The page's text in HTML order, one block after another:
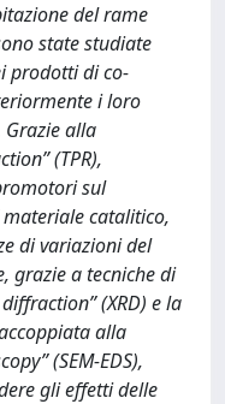
del rame
state studiate
prodotti di co-
i loro
alla
(TPR),
sul
catalitico,
di variazioni del
grazie a tecniche di
(XRD) e la
alla
(SEM-EDS),
gli effetti delle